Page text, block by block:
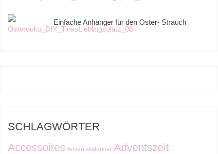
Einfache Anhänger für den Oster- Strauch
SCHLAGWÖRTER
Accessoires Adventskalender Adventszeit